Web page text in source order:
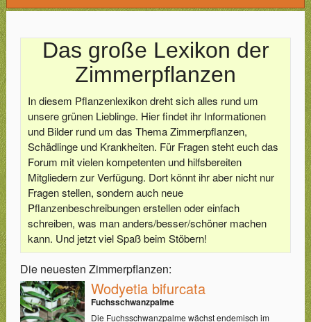
Das große Lexikon der
Zimmerpflanzen
In diesem Pflanzenlexikon dreht sich alles rund um
unsere grünen Lieblinge. Hier findet ihr Informationen
und Bilder rund um das Thema Zimmerpflanzen,
Schädlinge und Krankheiten. Für Fragen steht euch das
Forum mit vielen kompetenten und hilfsbereiten
Mitgliedern zur Verfügung. Dort könnt ihr aber nicht nur
Fragen stellen, sondern auch neue
Pflanzenbeschreibungen erstellen oder einfach
schreiben, was man anders/besser/schöner machen
kann. Und jetzt viel Spaß beim Stöbern!
Die neuesten Zimmerpflanzen:
Wodyetia bifurcata
Fuchsschwanzpalme
Die Fuchsschwanzpalme wächst endemisch im